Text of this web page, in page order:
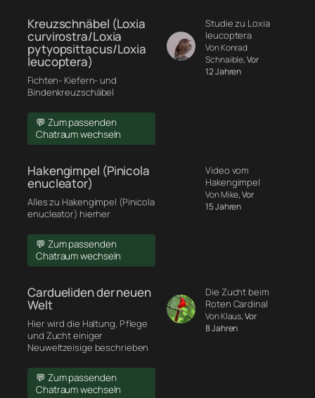
Kreuzschnäbel (Loxia
curvirostra/Loxia
pytyopsittacus/Loxia
leucoptera)
Fichten- Kiefern- und
Bindenkreuzschäbel
💬 Zum passenden
Chatraum wechseln
Studie zu Loxia
leucoptera
Von Konrad
Schnaible, Vor
12 Jahren
Hakengimpel (Pinicola
enucleator)
Alles zu Hakengimpel (Pinicola
enucleator) hierher
💬 Zum passenden
Chatraum wechseln
Video vom
Hakengimpel
Von Mike, Vor
15 Jahren
Cardueliden der neuen
Welt
Hier wird die Haltung, Pflege
und Zucht einiger
Neuweltzeisige beschrieben
💬 Zum passenden
Chatraum wechseln
Die Zucht beim
Roten Cardinal
Von Klaus, Vor
8 Jahren